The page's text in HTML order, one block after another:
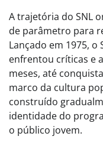
A trajetória do SNL
de parâmetro para
Lançado em 1975,
enfrentou críticas e
meses, até
marco da cultura
construído
identidade do
o público jovem.